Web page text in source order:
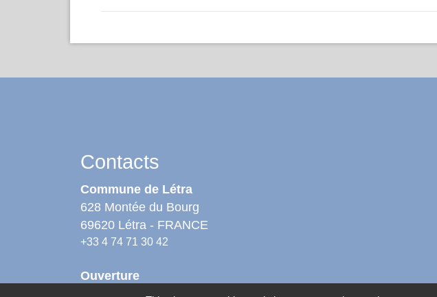
Contacts
Commune de Létra
628 Montée du Bourg
69620 Létra - FRANCE
+33 4 74 71 30 42
Ouverture
Lundi : 8h30 - 12h00